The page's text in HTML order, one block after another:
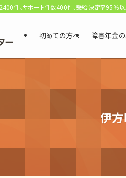
件、サポート件数400件、受給決定率95％
初めての方へ 障害年金
伊